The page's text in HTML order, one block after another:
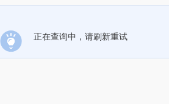
正在查询中，请刷新重试